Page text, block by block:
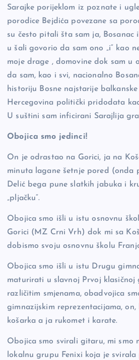
Sarajke porijeklom iz poznate i
porodice Bejdića povezane sa
su često pitali šta sam ja, Bosanac
u šali govorio da sam ono „i“ kao
moje drage , domovine dok sam u
da sam, kao i svi, nacionalno
historiju Bosne najstarije
Hercegovina politički pridodata
U suštini sam inficirani Sarajlija
Obojica smo jedinci!
On je odrastao na Gorici, ja na
minuta lagane šetnje pored (onda
Delić bega pune slatkih jabuka i
„pljačku“.
Obojica smo išli u istu osnovnu
Gorici (MZ Crni Vrh) dok mi sa
dobismo svoju osnovnu školu
Obojica smo išli u istu Drugu
maturirati u slavnoj Prvoj klasičnoj
različitim smjenama, obadvojica
gimnazijskim reprezentacijama, on,
košarka a ja rukomet i karate.
Obojica smo svirali gitaru, mi smo
lokalnu grupu Fenixi koja je svirala